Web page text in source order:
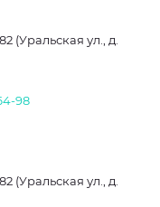
(Уральская ул., д.
98
(Уральская ул., д.